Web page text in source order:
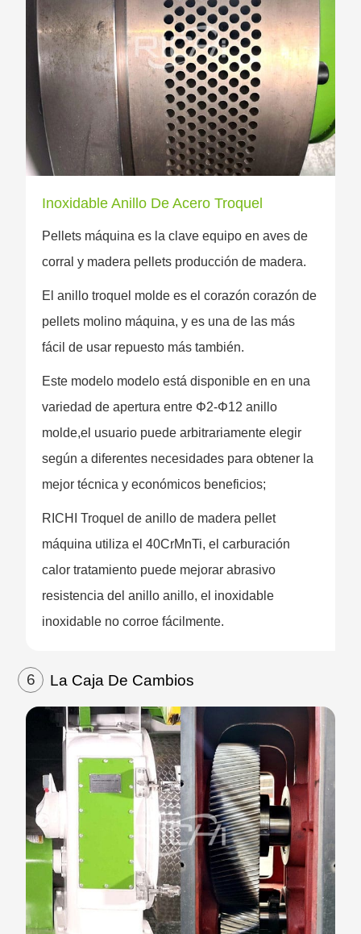
Inoxidable Anillo De Acero Troquel
Pellets máquina es la clave equipo en aves de
corral y madera pellets producción de madera.
El anillo troquel molde es el corazón corazón de
pellets molino máquina, y es una de las más
fácil de usar repuesto más también.
Este modelo modelo está disponible en en una
variedad de apertura entre Φ2-Φ12 anillo
molde,el usuario puede arbitrariamente elegir
según a diferentes necesidades para obtener la
mejor técnica y económicos beneficios;
RICHI Troquel de anillo de madera pellet
máquina utiliza el 40CrMnTi, el carburación
calor tratamiento puede mejorar abrasivo
resistencia del anillo anillo, el inoxidable
inoxidable no corroe fácilmente.
La Caja De Cambios
6